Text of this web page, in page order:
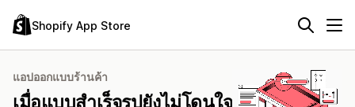
Shopify App Store
แอปออกแบบร้านค้า
เมื่อแบบสำเร็จรูปยังไม่โดนใจ